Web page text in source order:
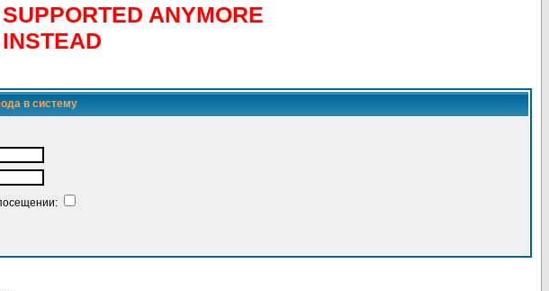
ANYMORE
INSTEAD
в систему